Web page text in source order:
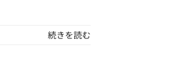
続きを読む